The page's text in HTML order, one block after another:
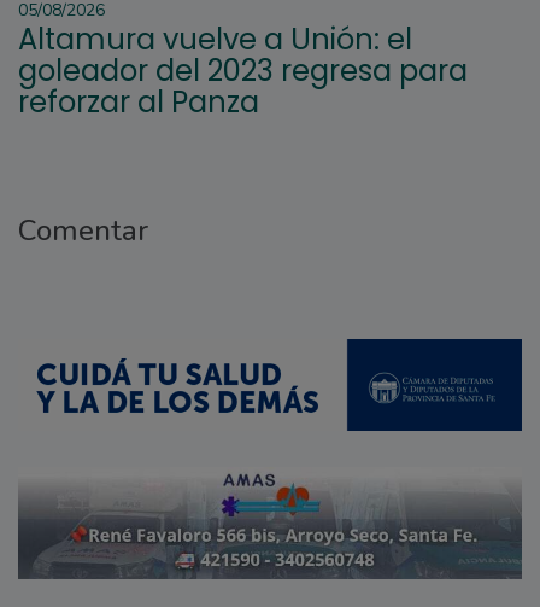
05/08/2026
Altamura vuelve a Unión: el
goleador del 2023 regresa para
reforzar al Panza
Comentar